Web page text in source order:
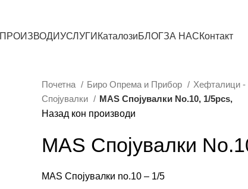
ПРОИЗВОДИУСЛУГИ КаталозиБЛОГЗА НАСКонтакт
Почетна Биро Опрема и Прибор
Хефталици -
Спојувалки
MAS Спојувалки No.10, 1/5pcs,
Назад кон производи
MAS Спојувалки
MAS Спојувалки no.10 – 1/5